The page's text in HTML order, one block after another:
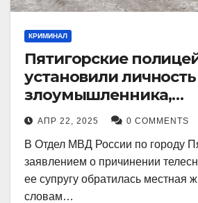
КРИМИНАЛ
Пятигорские
установили личность
злоумышленника,
причинившего
повреждения
АПР 22, 2025 0 COMMENTS
В Отдел МВД России по городу
заявлением о причинении
ее супругу обратилась местная
словам…